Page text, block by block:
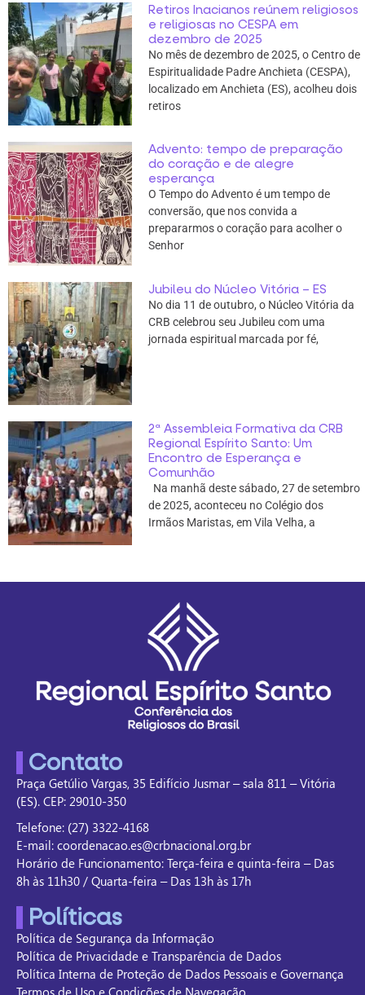
Retiros Inacianos reúnem religiosos
e religiosas no CESPA em
dezembro de 2025
No mês de dezembro de 2025, o Centro de
Espiritualidade Padre Anchieta (CESPA),
localizado em Anchieta (ES), acolheu dois
retiros
Advento: tempo de preparação
do coração e de alegre
esperança
O Tempo do Advento é um tempo de
conversão, que nos convida a
prepararmos o coração para acolher o
Senhor
Jubileu do Núcleo Vitória – ES
No dia 11 de outubro, o Núcleo Vitória da
CRB celebrou seu Jubileu com uma
jornada espiritual marcada por fé,
2ª Assembleia Formativa da CRB
Regional Espírito Santo: Um
Encontro de Esperança e
Comunhão
Na manhã deste sábado, 27 de setembro
de 2025, aconteceu no Colégio dos
Irmãos Maristas, em Vila Velha, a
Contato
Praça Getúlio Vargas, 35 Edifício Jusmar – sala 811 – Vitória
(ES). CEP: 29010-350
Telefone: (27) 3322-4168
E-mail: coordenacao.es@crbnacional.org.br
Horário de Funcionamento: Terça-feira e quinta-feira – Das
8h às 11h30 / Quarta-feira – Das 13h às 17h
Políticas
Política de Segurança da Informação
Política de Privacidade e Transparência de Dados
Política Interna de Proteção de Dados Pessoais e Governança
Termos de Uso e Condições de Navegação